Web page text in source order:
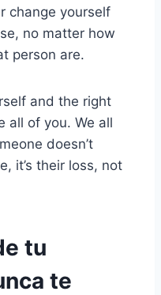
change yourself
no matter how
person are.
and the right
all of you. We all
doesn’t
it’s their loss, not
tu
te